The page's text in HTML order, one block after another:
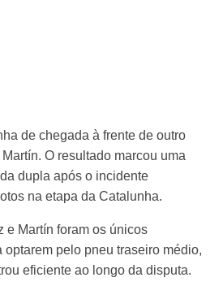
de chegada à frente de outro
O resultado marcou uma
dupla após o incidente
na etapa da Catalunha.
e Martín foram os únicos
optarem pelo pneu traseiro médio,
eficiente ao longo da disputa.